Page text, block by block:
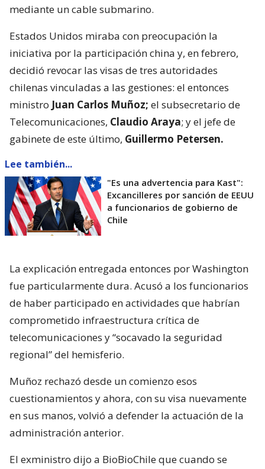
mediante un cable submarino.
Estados Unidos miraba con preocupación la
iniciativa por la participación china y, en febrero,
decidió revocar las visas de tres autoridades
chilenas vinculadas a las gestiones: el entonces
ministro Juan Carlos Muñoz; el subsecretario de
Telecomunicaciones, Claudio Araya; y el jefe de
gabinete de este último, Guillermo Petersen.
Lee también...
"Es una advertencia para Kast":
Excancilleres por sanción de EEUU
a funcionarios de gobierno de
Chile
La explicación entregada entonces por Washington
fue particularmente dura. Acusó a los funcionarios
de haber participado en actividades que habrían
comprometido infraestructura crítica de
telecomunicaciones y “socavado la seguridad
regional” del hemisferio.
Muñoz rechazó desde un comienzo esos
cuestionamientos y ahora, con su visa nuevamente
en sus manos, volvió a defender la actuación de la
administración anterior.
El exministro dijo a BioBioChile que cuando se